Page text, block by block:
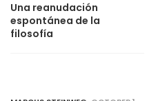
Una reanudación
espontánea de la
filosofía